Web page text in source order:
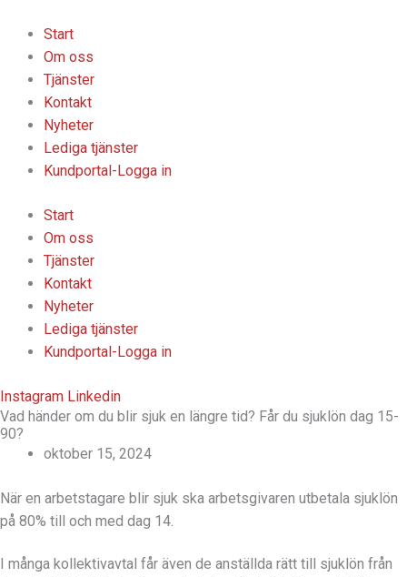
innehåll
Start
Om oss
Tjänster
Kontakt
Nyheter
Lediga tjänster
Kundportal-Logga in
Start
Om oss
Tjänster
Kontakt
Nyheter
Lediga tjänster
Kundportal-Logga in
Instagram Linkedin
Vad händer om du blir sjuk en längre tid? Får du sjuklön dag 15-
90?
oktober 15, 2024
När en arbetstagare blir sjuk ska arbetsgivaren utbetala sjuklön
på 80% till och med dag 14.
I många kollektivavtal får även de anställda rätt till sjuklön från